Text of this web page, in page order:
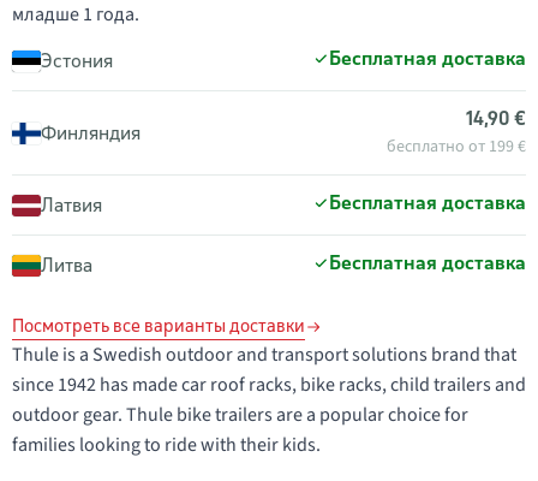
младше 1 года.
Эстония Бесплатная доставка
Финляндия
14,90 €
бесплатно от 199 €
Латвия Бесплатная доставка
Литва Бесплатная доставка
Посмотреть все варианты доставки
Thule is a Swedish outdoor and transport solutions brand that
since 1942 has made car roof racks, bike racks, child trailers and
outdoor gear. Thule bike trailers are a popular choice for
families looking to ride with their kids.